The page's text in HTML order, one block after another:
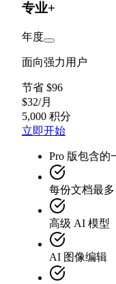
专业+
年度
面向强力用户
节省 $96
$32/月
5,000 积分
立即开始
Pro 版包含的
每份文档最多
高级 AI 模型
AI 图像编辑